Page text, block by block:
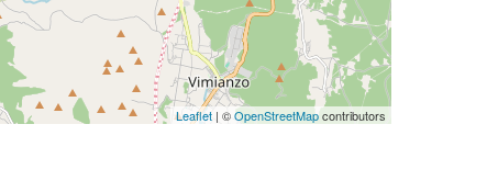
Leaflet | ©OpenStreetMapcontributors